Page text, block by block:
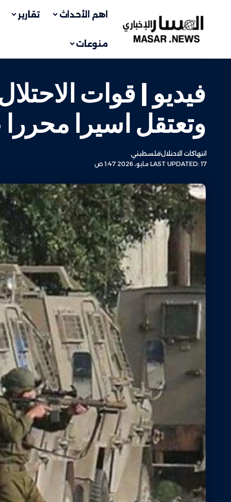
اهم الأحداث تقارير
منوعات
فيديو | قوات
وتعتقل اسيرا
LAST UPDATED: 17 مايو، 2026 1:47 ص
انتهاكات الاحتلالفلسطيني